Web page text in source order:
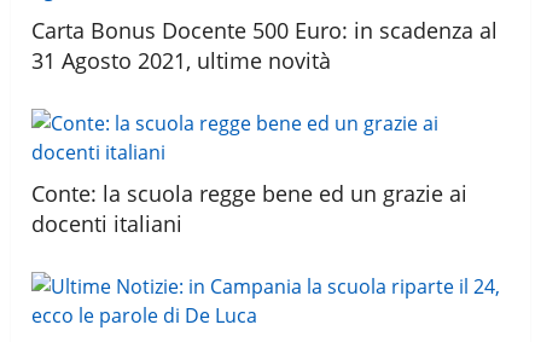
Carta Bonus Docente 500 Euro: in scadenza al
31 Agosto 2021, ultime novità
Conte: la scuola regge bene ed un grazie ai
docenti italiani